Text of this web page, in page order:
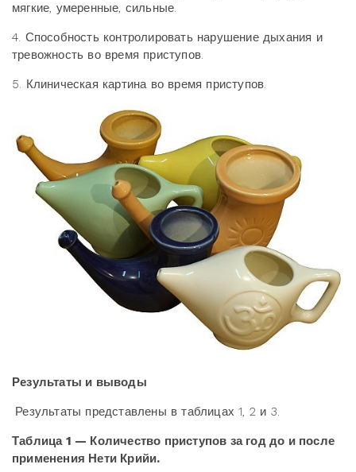
мягкие, умеренные, сильные.
4. Способность контролировать нарушение дыхания и
тревожность во время приступов.
5. Клиническая картина во время приступов.
Результаты и выводы
Результаты представлены в таблицах 1, 2 и 3.
Таблица 1 — Количество приступов за год до и после
применения Нети Крийи.